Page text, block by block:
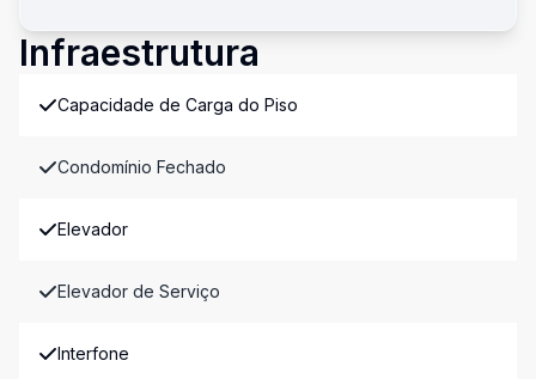
Infraestrutura
Capacidade de Carga do Piso
Condomínio Fechado
Elevador
Elevador de Serviço
Interfone